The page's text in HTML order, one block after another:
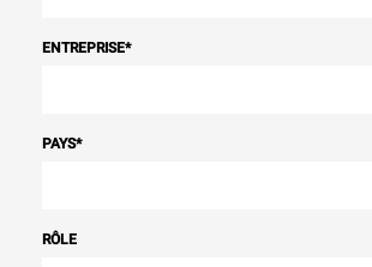
ENTREPRISE*
PAYS*
RÔLE